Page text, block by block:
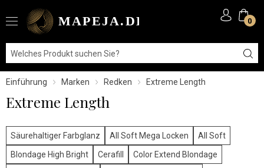
0
Einführung Marken Redken Extreme Length
Extreme Length
Säurehaltiger Farbglanz All Soft Mega Locken
All Soft
Blondage High Bright
Cerafill
Color Extend Blondage